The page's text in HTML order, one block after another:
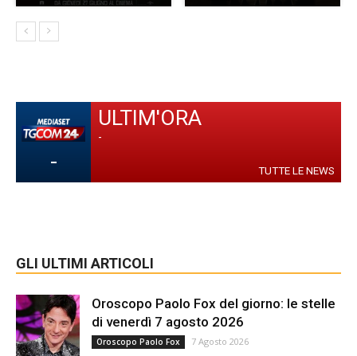
-
ULTIM'ORA
-
TUTTE LE NEWS
GLI ULTIMI ARTICOLI
Oroscopo Paolo Fox del giorno: le stelle
di venerdì 7 agosto 2026
Oroscopo Paolo Fox 7 Agosto 2026